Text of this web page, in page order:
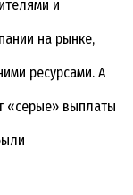
и
на рынке,
ресурсами. А
«серые» выплаты